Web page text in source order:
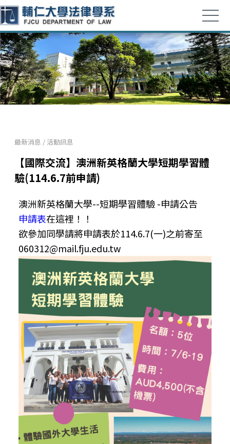
最新消息 / 活動訊息
【國際交流】澳洲新英格蘭大學短期學習體
驗(114.6.7前申請)
澳洲新英格蘭大學--短期學習體驗 -申請公告
申請表在這裡！！
欲參加同學請將申請表於114.6.7(一)之前寄至
060312@mail.fju.edu.tw